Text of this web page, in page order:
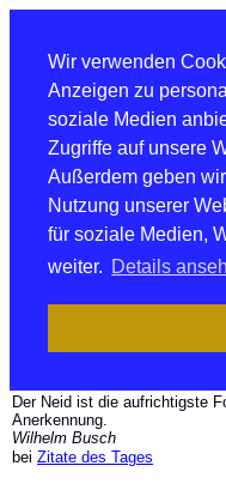
Wir verwenden
Anzeigen zu
soziale Medien
Zugriffe auf unsere
Außerdem geben
Nutzung unserer
für soziale Medien,
weiter. Details
Der Neid ist die aufrichtigste
Anerkennung.
Wilhelm Busch
bei Zitate des Tages